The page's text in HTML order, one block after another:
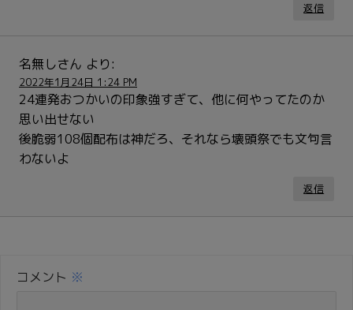
返信
名無しさん より:
2022年1月24日 1:24 PM
24連発おつかいの印象強すぎて、他に何やってたのか
思い出せない
後脆弱108個配布は神だろ、それなら壊頭祭でも文句言
わないよ
返信
コメント ※